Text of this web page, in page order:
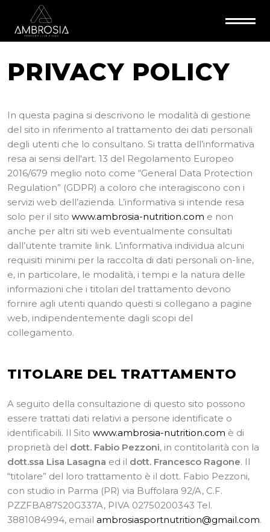
PRIVACY POLICY
In questa pagina si descrivono le modalità di gestione
del sito in riferimento al trattamento dei dati personali
degli utenti che lo consultano. Si tratta dell’informativa
resa ai sensi dell'art. 13 del Regolamento Europeo
2016/679 meglio noto come “General Data Protection
Regulation” (GDPR) a coloro che interagiscono con i
servizi web dell’azienda. L’informativa si intende resa
solo per il sito www.ambrosia-nutrition.com e non
anche per altri siti web eventualmente consultati
dall’utente tramite link. L’informativa individua alcuni
requisiti minimi per la raccolta di dati personali on-line,
e, in particolare, le modalità, i tempi e la natura delle
informazioni che i titolari del trattamento devono
fornire agli utenti quando questi si collegano a pagine
web, indipendentemente dagli scopi del
collegamento.
TITOLARE DEL TRATTAMENTO
A seguito della consultazione di questo sito possono
essere trattati dati relativi a persone identificate o
identificabili. Il Sito www.ambrosia-nutrition.com è di
proprietà del dott. Fabio Pezzoni, in contitolarità con la
dott.ssa Lisa Lasagna ed il dott. Francesco Ragone. Il
“titolare” del loro trattamento è il dott. Fabio Pezzoni,
con studio in Parma (PR) via Buffolara 92/A, C.F.
PZZFBA87S20G337A, PIVA 02750200343 Tel.
3881084994, email ambrosiasportnutrition@gmail.com.